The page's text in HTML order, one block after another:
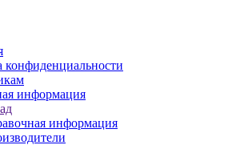
конфиденциальности
информация
информация